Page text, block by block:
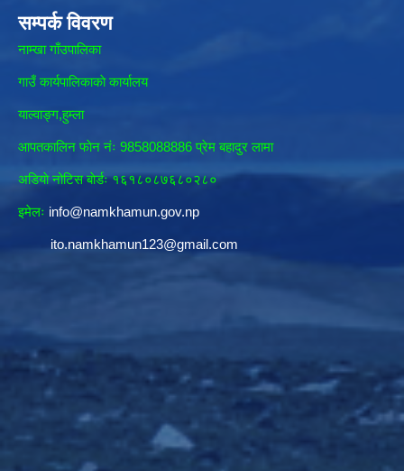
सम्पर्क विवरण
नाम्खा गाँउपालिका
गाउँ कार्यपालिकाकाे कार्यालय
याल्वाङ्ग,हुम्ला
आपतकालिन फाेन नंः 9858088886 प्रेम बहादुर लामा
अडियाे नोटिस बाेर्डः १६१८०८७६८०२८०
इमेलः info@namkhamun.gov.np
ito.namkhamun123@gmail.com